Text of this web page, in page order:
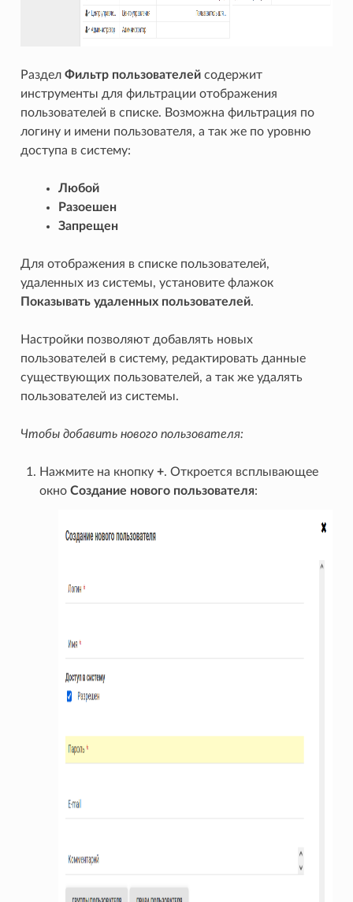
Раздел Фильтр пользователейсодержит
инструменты для фильтрации отображения
пользователей в списке. Возможна фильтрация по
логину и имени пользователя, а так же по уровню
доступа в систему:
Любой
Разоешен
Запрещен
Для отображения в списке пользователей,
удаленных из системы, установите флажок
Показывать удаленных пользователей.
Настройки позволяют добавлять новых
пользователей в систему, редактировать данные
существующих пользователей, а так же удалять
пользователей из системы.
Чтобы добавить нового пользователя:
Нажмите на кнопку +. Откроется всплывающее
окно Создание нового пользователя: